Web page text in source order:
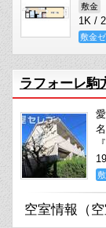
敷金
1K /
敷金
ラフォーレ
空室情報 （